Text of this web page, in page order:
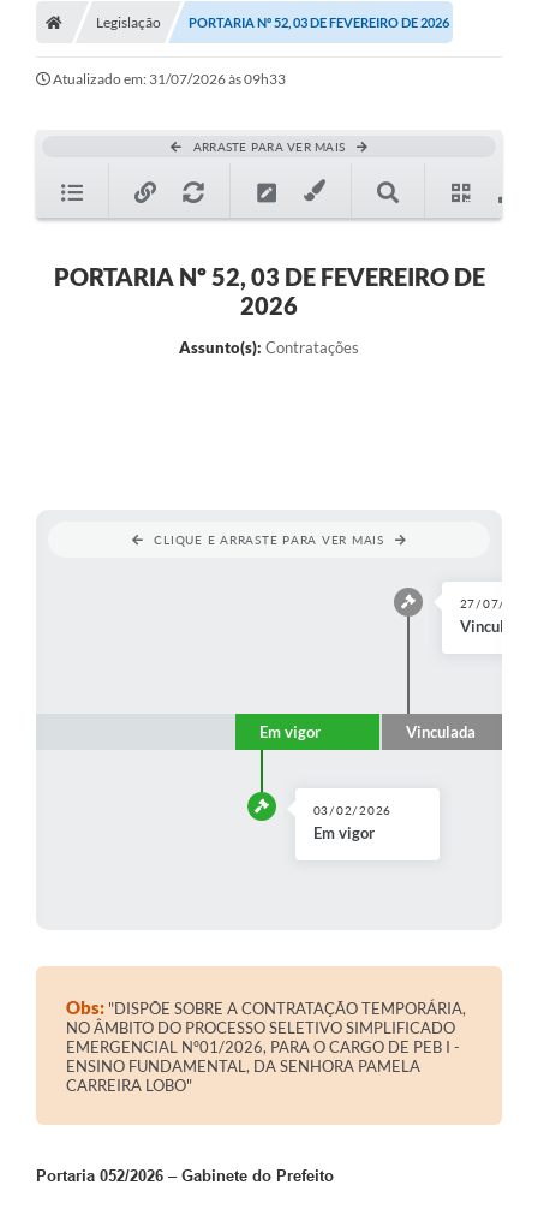
Legislação PORTARIA Nº 52, 03 DE FEVEREIRO DE 2026
Atualizado em: 31/07/2026 às 09h33
ARRASTE PARA VER MAIS
PORTARIA Nº 52, 03 DE FEVEREIRO DE
2026
Assunto(s): Contratações
CLIQUE E ARRASTE PARA VER MAIS
Em vigor
03/02/2026
Em vigor
Vinculada
27/07/2026
Vinculada
Obs: "DISPÕE SOBRE A CONTRATAÇÃO TEMPORÁRIA,
NO ÂMBITO DO PROCESSO SELETIVO SIMPLIFICADO
EMERGENCIAL Nº01/2026, PARA O CARGO DE PEB I -
ENSINO FUNDAMENTAL, DA SENHORA PAMELA
CARREIRA LOBO"
Portaria 052/2026 – Gabinete do Prefeito